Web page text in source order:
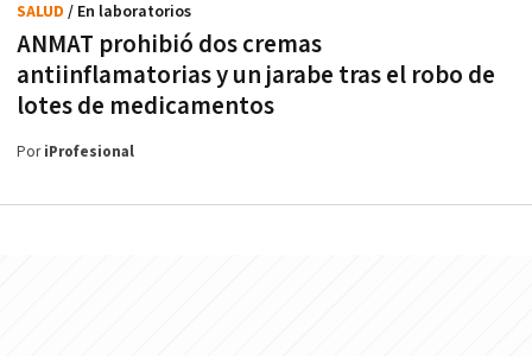
ANMAT prohibió dos cremas
antiinflamatorias y un jarabe tras el robo de
lotes de medicamentos
SALUD / En laboratorios
PoriProfesional